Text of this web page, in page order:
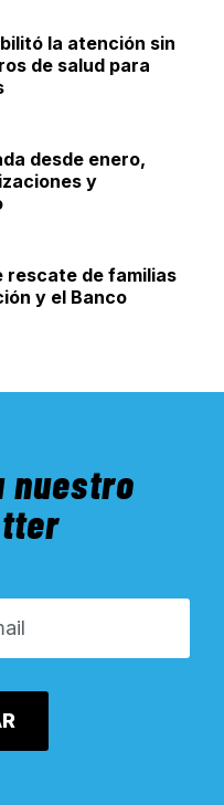
la atención sin
de salud para
desde enero,
y
rescate de familias
y el Banco
nuestro